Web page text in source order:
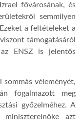
fővárosának, és
semmilyen
a feltételeket a
támogatásáról
ENSZ is jelentős
sommás véleményét,
fogalmazott meg
győzelméhez. A
miniszterelnöke azt